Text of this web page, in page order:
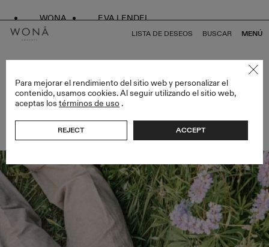
WONA EVA LENDEL
LISTA DE DESEOS BUSCAR MENÚ
NIKITA & DASHA | BODA DE ENSUEÑO EN UN
JARDÍN
Para mejorar el rendimiento del sitio web y personalizar el
contenido, usamos cookies. Al seguir utilizando el sitio web,
aceptas los términos de uso.
REJECT ACCEPT